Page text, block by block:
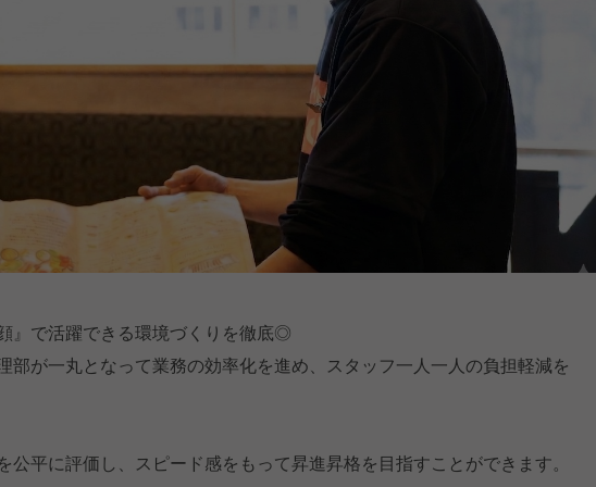
』で活躍できる環境づくりを徹底◎
部が一丸となって業務の効率化を進め、スタッフ一人一人の負担軽減を
公平に評価し、スピード感をもって昇進昇格を目指すことができます。